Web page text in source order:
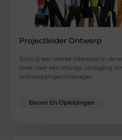
Projectleider Ontwerp
Toon jij een sterke interesse in de
zoek naar een stevige uitdaging
ontwerpprojectmanager
Banen En Opleidingen